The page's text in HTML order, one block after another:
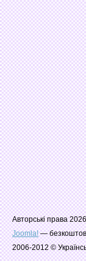
Авторські права
Joomla!—
2006-2012 ©